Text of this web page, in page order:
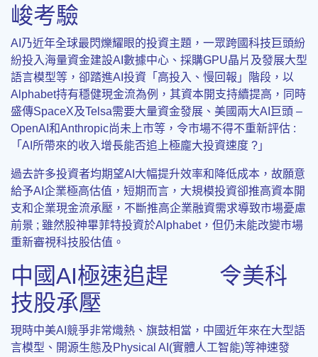
峻考驗
AI乃近年全球最閃爍耀眼的投資主題，一眾跨國科技巨頭紛
紛投入海量資金建設AI數據中心、採購GPU晶片及發展大型
語言模型等，卻踏進AI投資「高投入、慢回報」階段，以
Alphabet持有穩健現金流為例，其資本開支持續提高，同時
盛傳SpaceX及Telsa需要大量資金發展、美國兩大AI巨頭 –
OpenAI和Anthropic尚未上市等，令市場不得不重新評估 :
「AI所帶來的收入增長能否追上極龐大投資速度 ?」
過去許多投資者均期望AI大幅提升效率和降低成本，故願意
給予AI企業極高估值，短期而言，大規模投資卻推高資本開
支和企業現金流承壓，不斷推高企業融資需求導致市場憂慮
前景 ; 雖然股神畢菲特投資於Alphabet，但仍未能改變市場
重新審視科技股估值。
中國AI極速追趕 令美科
技股承壓
現時中美AI競爭非常熾熱、旗鼓相當，中國近年來在大型語
言模型、開源生態及Physical AI(實體人工智能)等神速發